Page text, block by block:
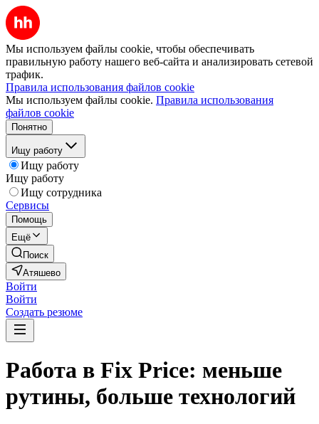
Мы используем файлы cookie, чтобы обеспечивать
правильную работу нашего веб-сайта и анализировать сетевой
трафик.
Правила использования файлов cookie
Мы используем файлы cookie. Правила использования
файлов cookie
Понятно
Ищу работу
Ищу работу
Ищу работу
Ищу сотрудника
Сервисы
Помощь
Ещё
Поиск
Атяшево
Войти
Войти
Создать резюме
Работа в Fix Price: меньше
рутины, больше технологий